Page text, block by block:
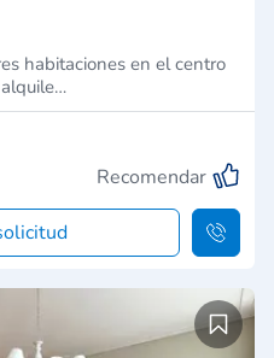
habitaciones en el centro
Recomendar